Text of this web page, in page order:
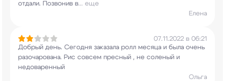
отдали. Позвонив в... еще
Елена
07.11.2022 в 06:21
Добрый день. Сегодня заказала ролл месяца и была очень
разочарована. Рис совсем пресный , не соленый и
недоваренный
Ольга